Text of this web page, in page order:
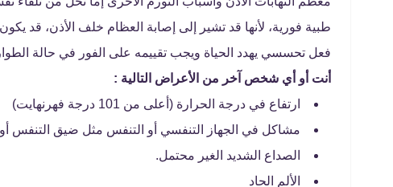
طبية فورية، لأنها قد تشير إلى إصابة العظام خلف الأذن، قد
فعل تحسسي يهدد الحياة ويجب تقييمه على الفور في حالة
أنت أو أي شخص آخر من الأعراض التالية :
ارتفاع في درجة الحرارة (أعلى من 101 درجة فهرنهايت)
مشاكل في الجهاز التنفسي أو التنفس مثل ضيق التنفس أو
الصداع الشديد الغير محتمل.
الألم الحاد